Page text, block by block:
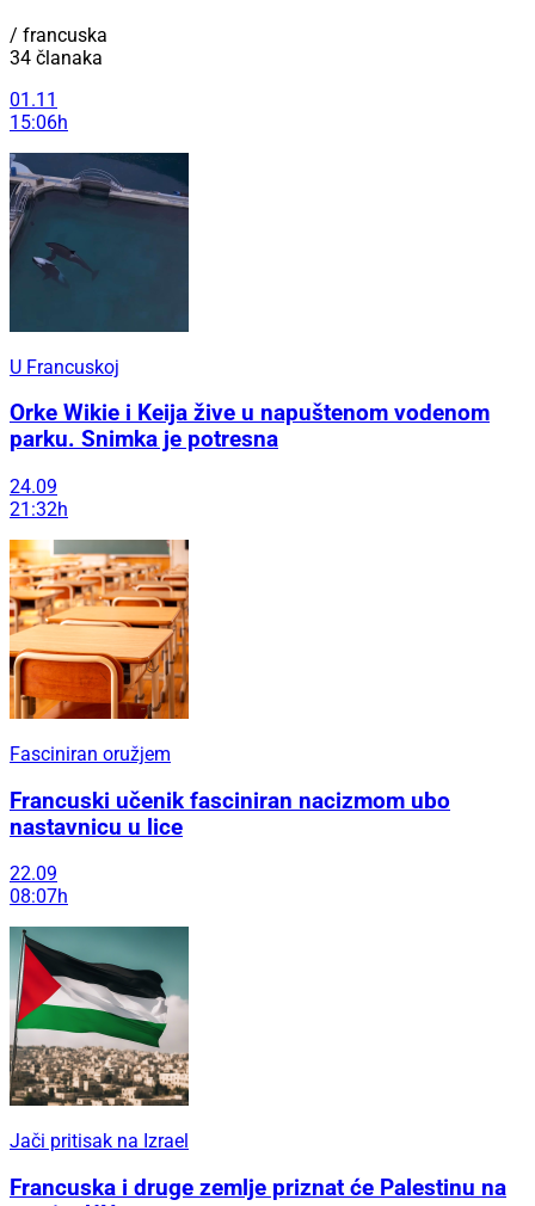
/ francuska
34 članaka
01.11
15:06h
U Francuskoj
Orke Wikie i Keija žive u napuštenom vodenom
parku. Snimka je potresna
24.09
21:32h
Fasciniran oružjem
Francuski učenik fasciniran nacizmom ubo
nastavnicu u lice
22.09
08:07h
Jači pritisak na Izrael
Francuska i druge zemlje priznat će Palestinu na